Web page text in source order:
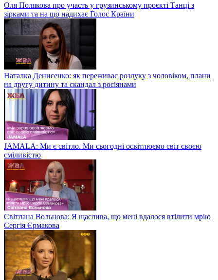
Оля Полякова про участь у грузинському проєкті Танці з
зірками та на що надихає Голос Країни
Наталка Денисенко: як переживає розлуку з чоловіком, плани
на другу дитину та скандал з росіянами
JAMALA: Ми є світло. Ми сьогодні освітлюємо світ своєю
сміливістю
Світлана Вольнова: Я щаслива, що мені вдалося втілити мрію
Сергія Єрмакова